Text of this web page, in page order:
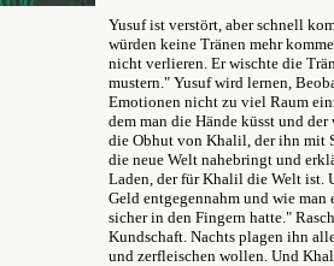
Yusuf ist verstört, aber schnell
würden keine Tränen mehr
nicht verlieren. Er wischte die
mustern." Yusuf wird lernen,
Emotionen nicht zu viel Raum
dem man die Hände küsst und
die Obhut von Khalil, der ihn mit
die neue Welt nahebringt und
Laden, der für Khalil die Welt ist.
Geld entgegennahm und wie
sicher in den Fingern hatte."
Kundschaft. Nachts plagen ihn
und zerfleischen wollen. Und